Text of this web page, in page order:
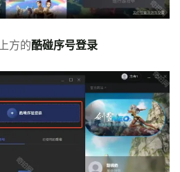
方的酷碰序号登录